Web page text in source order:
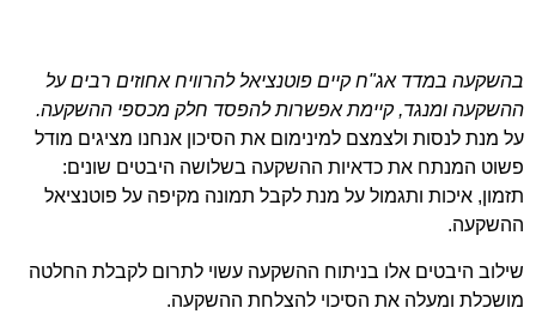
בהשקעה במדד אג"ח קיים פוטנציאל להרוויח אחוזים רבים על
ההשקעה ומנגד, קיימת אפשרות להפסד חלק מכספי ההשקעה.
על מנת לנסות ולצמצם למינימום את הסיכון אנחנו מציגים מודל
פשוט המנתח את כדאיות ההשקעה בשלושה היבטים שונים:
תזמון, איכות ותגמול על מנת לקבל תמונה מקיפה על פוטנציאל
ההשקעה.
שילוב היבטים אלו בניתוח ההשקעה עשוי לתרום לקבלת החלטה
מושכלת ומעלה את הסיכוי להצלחת ההשקעה.